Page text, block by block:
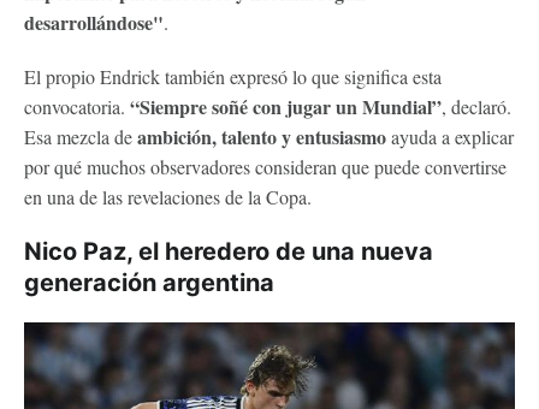
desarrollándose".
El propio Endrick también expresó lo que significa esta
convocatoria. “Siempre soñé con jugar un Mundial”, declaró.
Esa mezcla deambición, talento y entusiasmoayuda a explicar
por qué muchos observadores consideran que puede convertirse
en una de las revelaciones de la Copa.
Nico Paz, el heredero de una nueva
generación argentina